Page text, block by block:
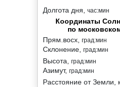
Долгота дня, час:мин
Координаты
по
Прям.восх, град:мин
Склонение, град:мин
Высота, град:мин
Азимут, град:мин
Расстояние от Земли,